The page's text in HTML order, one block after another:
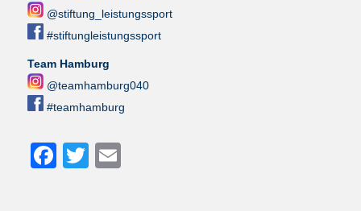
@stiftung_leistungssport
#stiftungleistungssport
Team Hamburg
@teamhamburg040
#teamhamburg
Facebook
Twitter